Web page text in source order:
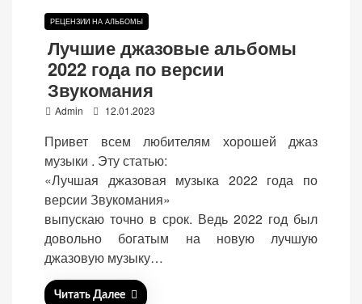
РЕЦЕНЗИИ НА АЛЬБОМЫ
Лучшие джазовые альбомы
2022 года по версии
Звукомания
Admin
s
t
d
o
n
12.01.2023
Привет всем любителям хорошей джаз
музыки . Эту статью:
«Лучшая джазовая музыка 2022 года по
версии Звукомания»
выпускаю точно в срок. Ведь 2022 год был
довольно богатым на новую лучшую
джазовую музыку…
Читать Далее
Функциональные
Обеспечивают
нормальную
работу сайта. Если
вы откажетесь от
использования
cookie, некоторые
функции веб-сайта
исчезнут.
Статистические
(аналитика)
посещаемость